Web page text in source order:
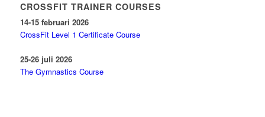
CROSSFIT TRAINER COURSES
14-15 februari 2026
CrossFit Level 1 Certificate Course
25-26 juli 2026
The Gymnastics Course